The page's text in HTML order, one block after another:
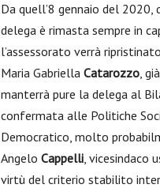
Da quell’8 gennaio del 2020,
delega è rimasta sempre in
l’assessorato verrà
Maria Gabriella Catarozzo,
manterrà pure la delega al
confermata alle Politiche
Democratico, molto
Angelo Cappelli, vicesindaco
virtù del criterio stabilito